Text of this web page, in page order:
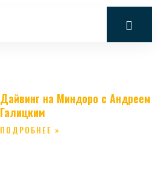
Дайвинг на Миндоро с Андреем
Галицким
ПОДРОБНЕЕ »